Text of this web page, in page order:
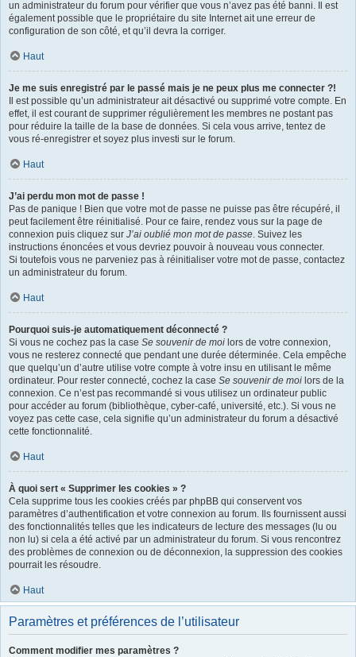
un administrateur du forum pour vérifier que vous n’avez pas été banni. Il est
également possible que le propriétaire du site Internet ait une erreur de
configuration de son côté, et qu’il devra la corriger.
Haut
Je me suis enregistré par le passé mais je ne peux plus me connecter ?!
Il est possible qu’un administrateur ait désactivé ou supprimé votre compte. En
effet, il est courant de supprimer régulièrement les membres ne postant pas
pour réduire la taille de la base de données. Si cela vous arrive, tentez de
vous ré-enregistrer et soyez plus investi sur le forum.
Haut
J’ai perdu mon mot de passe !
Pas de panique ! Bien que votre mot de passe ne puisse pas être récupéré, il
peut facilement être réinitialisé. Pour ce faire, rendez vous sur la page de
connexion puis cliquez sur J’ai oublié mon mot de passe. Suivez les
instructions énoncées et vous devriez pouvoir à nouveau vous connecter.
Si toutefois vous ne parveniez pas à réinitialiser votre mot de passe, contactez
un administrateur du forum.
Haut
Pourquoi suis-je automatiquement déconnecté ?
Si vous ne cochez pas la case Se souvenir de moi lors de votre connexion,
vous ne resterez connecté que pendant une durée déterminée. Cela empêche
que quelqu’un d’autre utilise votre compte à votre insu en utilisant le même
ordinateur. Pour rester connecté, cochez la case Se souvenir de moi lors de la
connexion. Ce n’est pas recommandé si vous utilisez un ordinateur public
pour accéder au forum (bibliothèque, cyber-café, université, etc.). Si vous ne
voyez pas cette case, cela signifie qu’un administrateur du forum a désactivé
cette fonctionnalité.
Haut
À quoi sert « Supprimer les cookies » ?
Cela supprime tous les cookies créés par phpBB qui conservent vos
paramètres d’authentification et votre connexion au forum. Ils fournissent aussi
des fonctionnalités telles que les indicateurs de lecture des messages (lu ou
non lu) si cela a été activé par un administrateur du forum. Si vous rencontrez
des problèmes de connexion ou de déconnexion, la suppression des cookies
pourrait les résoudre.
Haut
Paramètres et préférences de l’utilisateur
Comment modifier mes paramètres ?